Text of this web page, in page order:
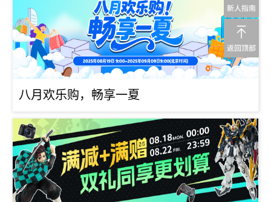
八月欢乐购，畅享一夏